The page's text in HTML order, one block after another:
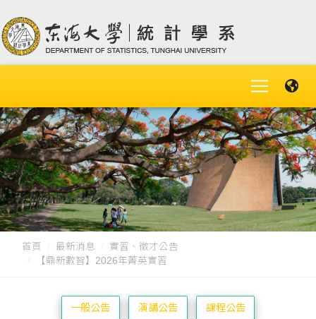
首頁 最新消息
實習、徵才公告
【鼎新數智】2026年菁英實習
一般公告 演講公告 課程公告